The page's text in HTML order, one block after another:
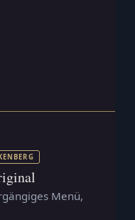
IN NEUEM TAB)
Menü,